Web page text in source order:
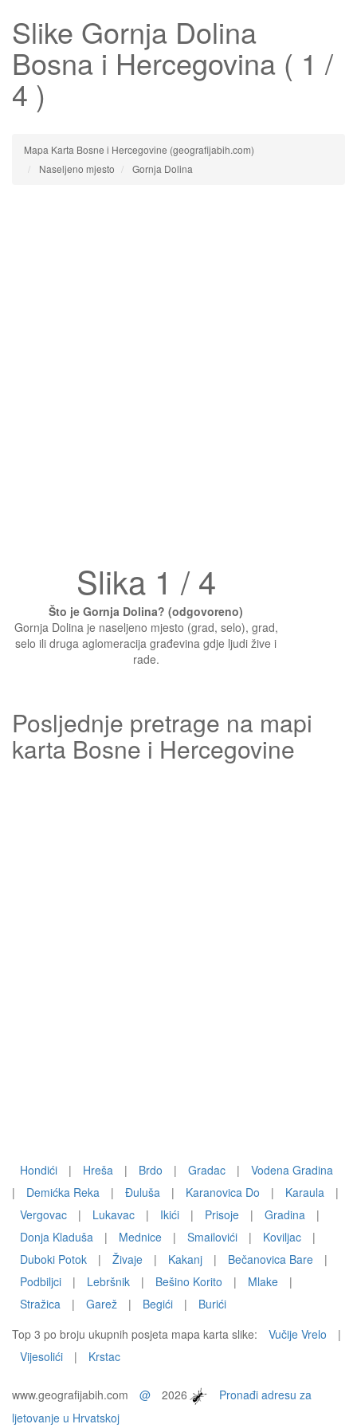
Slike Gornja Dolina
Bosna i Hercegovina ( 1 /
4 )
Mapa Karta Bosne i Hercegovine (geografijabih.com)
Naseljeno mjesto
Gornja Dolina
Slika 1 / 4
Što je Gornja Dolina? (odgovoreno)
Gornja Dolina je naseljeno mjesto (grad, selo), grad,
selo ili druga aglomeracija građevina gdje ljudi žive i
rade.
Posljednje pretrage na mapi
karta Bosne i Hercegovine
Hondići | Hreša | Brdo | Gradac |
Vodena Gradina
|
Demićka Reka | Đuluša | Karanovica Do | Karaula
|
Vergovac
| Lukavac | Ikići | Prisoje | Gradina
|
Donja Kladuša
| Mednice | Smailovići | Koviljac
|
Duboki Potok
| Živaje | Kakanj | Bečanovica Bare
|
Podbiljci
| Lebršnik | Bešino Korito | Mlake
|
Stražica
| Garež | Begići |
Burići
Top 3 po broju ukupnih posjeta mapa karta slike:
Vučije Vrelo
|
Vijesolići
| Krstac
www.geografijabih.com @ 2026
Pronađi adresu za
ljetovanje u Hrvatskoj